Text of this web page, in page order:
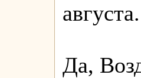
августа.
Да,